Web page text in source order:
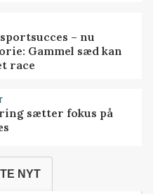
– nu
Gammel sæd kan
race
sætter fokus på
NYT